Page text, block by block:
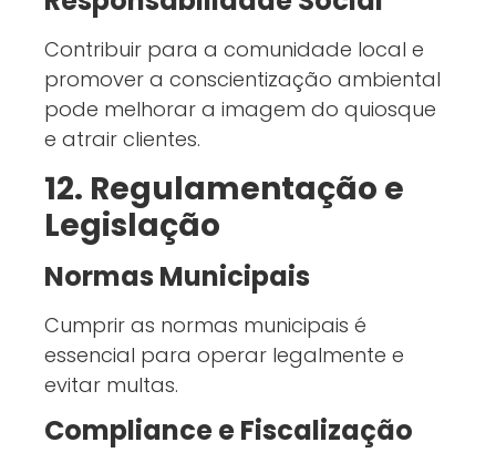
Contribuir para a comunidade local e
promover a conscientização ambiental
pode melhorar a imagem do quiosque
e atrair clientes.
12. Regulamentação e
Legislação
Normas Municipais
Cumprir as normas municipais é
essencial para operar legalmente e
evitar multas.
Compliance e Fiscalização